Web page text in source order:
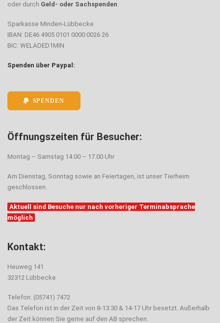
oder durch Geld- oder Sachspenden.
Sparkasse Minden-Lübbecke
IBAN: DE46 4905 0101 0000 0026 26
BIC: WELADED1MIN
Spenden über Paypal:
SPENDEN
Öffnungszeiten für Besucher:
Montag – Samstag 14.00 – 17.00 Uhr
Am Dienstag, Sonntag sowie an Feiertagen, ist unser Tierheim
geschlossen.
Aktuell sind Besuche nur nach vorheriger Terminabsprache
möglich
Kontakt:
Heuweg 141
32312 Lübbecke
Telefon: (05741) 7472
Das Telefon ist in der Zeit von 8-13.30 & 14-17 Uhr besetzt. Außerhalb
der Zeit können Sie gerne auf den AB sprechen.